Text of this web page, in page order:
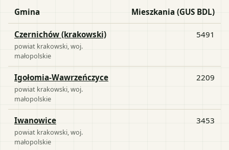
Gmina Mieszkania (GUS BDL)
Czernichów (krakowski)
powiat krakowski , woj.
małopolskie
5491
Igołomia-Wawrzeńczyce
powiat krakowski , woj.
małopolskie
2209
Iwanowice
powiat krakowski , woj.
małopolskie
3453